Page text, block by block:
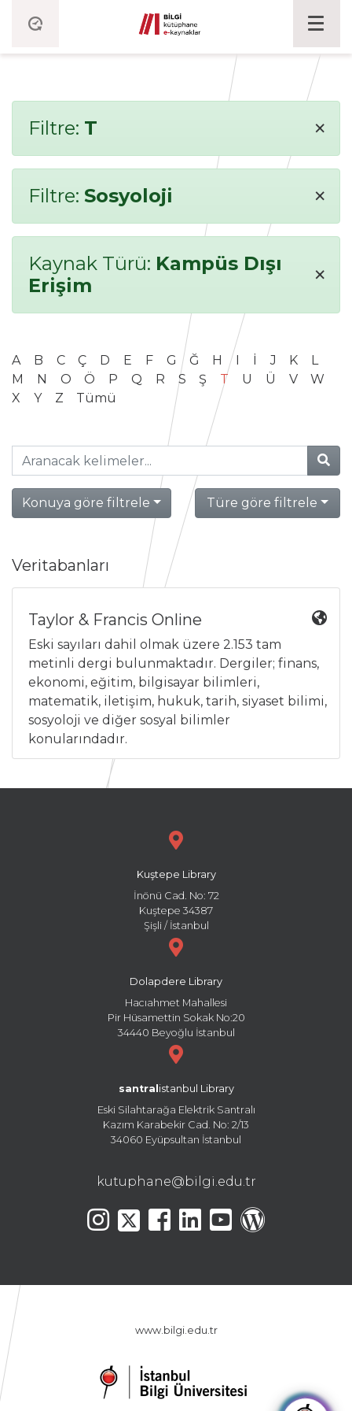
Filtre: T ×
Filtre: Sosyoloji ×
Kaynak Türü: Kampüs Dışı
Erişim
×
A B C Ç D E F G Ğ H I İ J K
L
M
N O Ö P Q R S Ş T U Ü V
W
X
Y Z Tümü
Konuya göre filtrele Türe göre filtrele
Veritabanları
Taylor & Francis Online
Eski sayıları dahil olmak üzere 2.153 tam
metinli dergi bulunmaktadır. Dergiler; finans,
ekonomi, eğitim, bilgisayar bilimleri,
matematik, iletişim, hukuk, tarih, siyaset bilimi,
sosyoloji ve diğer sosyal bilimler
konularındadır.
Kuştepe Library
İnönü Cad. No: 72
Kuştepe 34387
Şişli / İstanbul
Dolapdere Library
Hacıahmet Mahallesi
Pir Hüsamettin Sokak No:20
34440 Beyoğlu İstanbul
santral istanbul Library
Eski Silahtarağa Elektrik Santralı
Kazım Karabekir Cad. No: 2/13
34060 Eyüpsultan İstanbul
kutuphane@bilgi.edu.tr
www.bilgi.edu.tr